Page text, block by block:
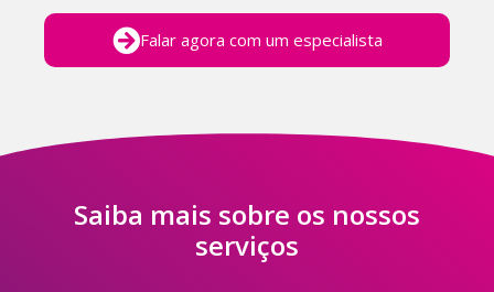
Falar agora com um especialista
Saiba mais sobre os nossos
serviços